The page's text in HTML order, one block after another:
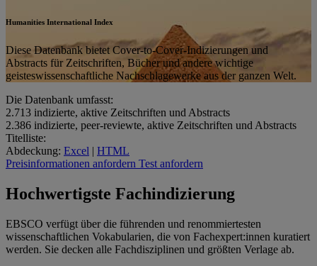
Humanities International Index
Diese Datenbank bietet Cover-to-Cover-Indizierungen und
Abstracts für Zeitschriften, Bücher und andere wichtige
geisteswissenschaftliche Nachschlagewerke aus der ganzen Welt.
Die Datenbank umfasst:
2.713 indizierte, aktive Zeitschriften und Abstracts
2.386 indizierte, peer-reviewte, aktive Zeitschriften und Abstracts
Titelliste:
Abdeckung: Excel | HTML
Preisinformationen anfordern Test anfordern
Hochwertigste Fachindizierung
EBSCO verfügt über die führenden und renommiertesten
wissenschaftlichen Vokabularien, die von Fachexpert:innen kuratiert
werden. Sie decken alle Fachdisziplinen und größten Verlage ab.